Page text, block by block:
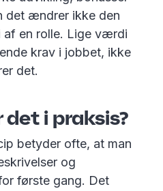
det ændrer ikke den
en rolle. Lige værdi
krav i jobbet, ikke
det.
i praksis?
betyder ofte, at man
og
første gang. Det